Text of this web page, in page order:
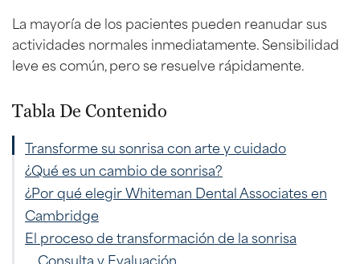
La mayoría de los pacientes pueden reanudar sus
actividades normales inmediatamente. Sensibilidad
leve es común, pero se resuelve rápidamente.
Tabla De Contenido
Transforme su sonrisa con arte y cuidado
¿Qué es un cambio de sonrisa?
¿Por qué elegir Whiteman Dental Associates en
Cambridge
El proceso de transformación de la sonrisa
Consulta y Evaluación